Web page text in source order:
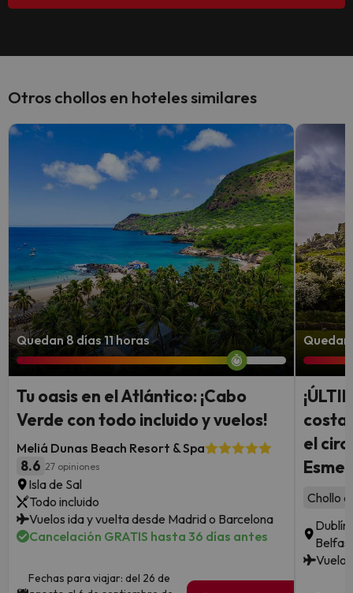
Otros chollos en hoteles similares
Quedan 8 días 11 horas
Tu oasis en el Atlántico: ¡Cabo
Verde con todo incluido y vuelos!
Meliá Dunas Beach Resort & Spa
8.6 27 opiniones
Isla de Sal
Todo incluido
Vuelos ida y vuelta desde Madrid o Barcelona
Cancelación GRATIS hasta 36 días antes
Fechas para viajar: del 26 de
costa
el
Chollo
Dublín